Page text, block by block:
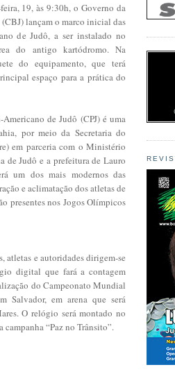
19, às 9:30h, o Governo da
lançam o marco inicial das
de Judô, a ser instalado no
do antigo kartódromo. Na
do equipamento, que terá
espaço para a prática do
de Judô (CPJ) é uma
por meio da Secretaria do
em parceria com o Ministério
de Judô e a prefeitura de Lauro
um dos mais modernos das
e aclimatação dos atletas de
presentes nos Jogos Olímpicos
atletas e autoridades dirigem-se
digital que fará a contagem
do Campeonato Mundial
Salvador, em arena que será
O relógio será montado no
“Paz no Trânsito”.